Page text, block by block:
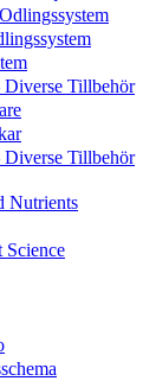
Diverse Tillbehör
Diverse Tillbehör
Nutrients
Science